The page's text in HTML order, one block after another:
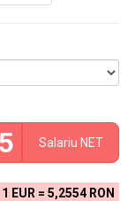
Salariu NET
1 EUR = 5,2554 RON